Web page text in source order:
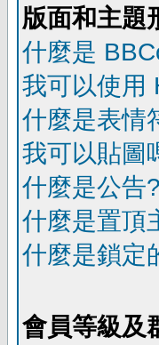
版面和主題
什麼是
我可以使用
什麼是表情
我可以貼圖
什麼是公告?
什麼是置頂
什麼是鎖定
會員等級及